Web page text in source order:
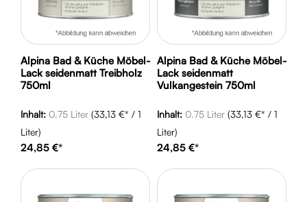
Alpina Bad & Küche Möbel-
Lack seidenmatt Treibholz
750ml
Inhalt: 0.75 Liter (33,13 €* / 1
Liter)
24,85 €*
Alpina Bad & Küche Möbel-
Lack seidenmatt
Vulkangestein 750ml
Inhalt: 0.75 Liter (33,13 €* / 1
Liter)
24,85 €*